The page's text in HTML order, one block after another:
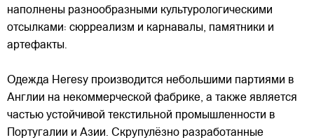
наполнены разнообразными культурологическими
отсылками: сюрреализм и карнавалы, памятники и
артефакты.
Одежда Heresy производится небольшими партиями в
Англии на некоммерческой фабрике, а также является
частью устойчивой текстильной промышленности в
Португалии и Азии. Скрупулёзно разработанные